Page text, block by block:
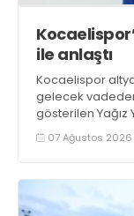
ile anlaştı
Kocaelispor
gelecek
gösterilen Yağız
takımlarından
07 Ağustos